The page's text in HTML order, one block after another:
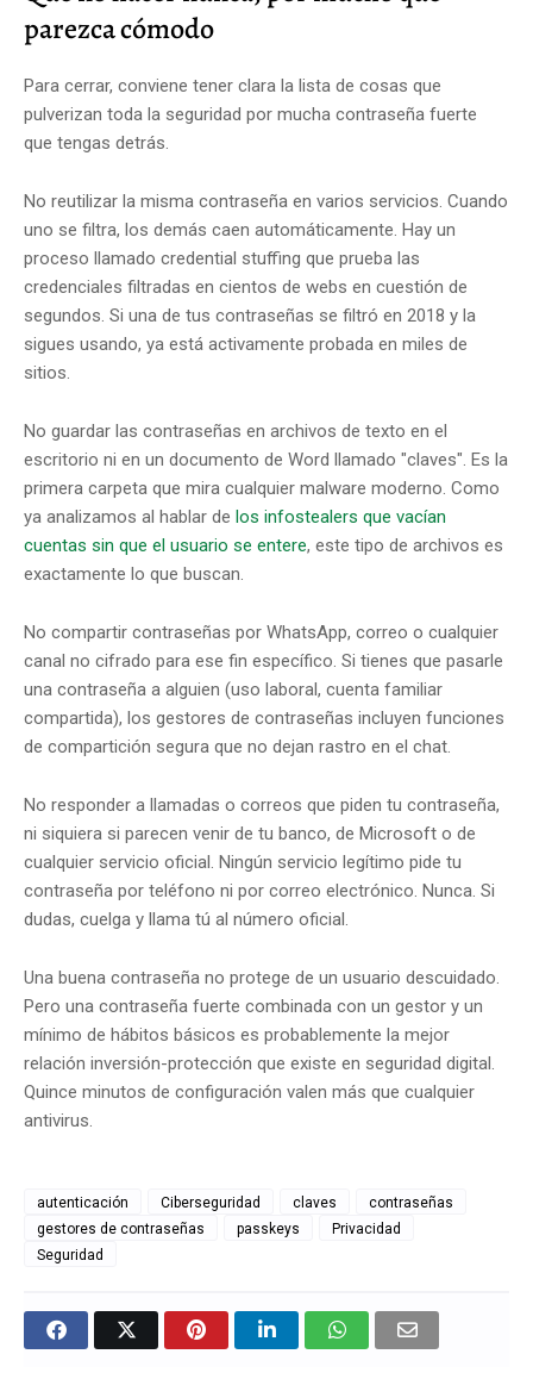
parezca cómodo
Para cerrar, conviene tener clara la lista de cosas que
pulverizan toda la seguridad por mucha contraseña fuerte
que tengas detrás.
No reutilizar la misma contraseña en varios servicios. Cuando
uno se filtra, los demás caen automáticamente. Hay un
proceso llamado credential stuffing que prueba las
credenciales filtradas en cientos de webs en cuestión de
segundos. Si una de tus contraseñas se filtró en 2018 y la
sigues usando, ya está activamente probada en miles de
sitios.
No guardar las contraseñas en archivos de texto en el
escritorio ni en un documento de Word llamado "claves". Es la
primera carpeta que mira cualquier malware moderno. Como
ya analizamos al hablar de los infostealers que vacían
cuentas sin que el usuario se entere, este tipo de archivos es
exactamente lo que buscan.
No compartir contraseñas por WhatsApp, correo o cualquier
canal no cifrado para ese fin específico. Si tienes que pasarle
una contraseña a alguien (uso laboral, cuenta familiar
compartida), los gestores de contraseñas incluyen funciones
de compartición segura que no dejan rastro en el chat.
No responder a llamadas o correos que piden tu contraseña,
ni siquiera si parecen venir de tu banco, de Microsoft o de
cualquier servicio oficial. Ningún servicio legítimo pide tu
contraseña por teléfono ni por correo electrónico. Nunca. Si
dudas, cuelga y llama tú al número oficial.
Una buena contraseña no protege de un usuario descuidado.
Pero una contraseña fuerte combinada con un gestor y un
mínimo de hábitos básicos es probablemente la mejor
relación inversión-protección que existe en seguridad digital.
Quince minutos de configuración valen más que cualquier
antivirus.
autenticación Ciberseguridad claves
contraseñas
gestores de contraseñas
passkeys
Privacidad
Seguridad